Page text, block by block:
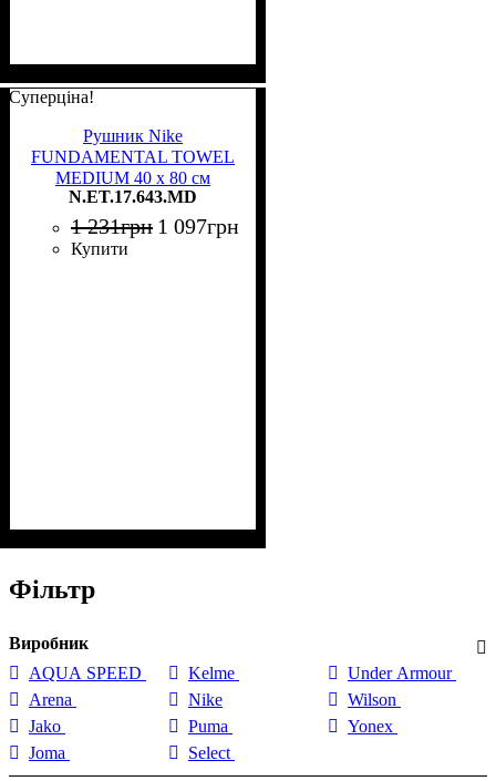
Суперціна!
Рушник Nike
FUNDAMENTAL TOWEL
MEDIUM 40 х 80 см
червоний N.ET.17.643.MD
N.ET.17.643.MD
1 231грн 1 097грн
Купити
Фільтр
Виробник
AQUA SPEED
Arena
Jako
Joma
Kelme
Nike
Puma
Select
Under Armour
Wilson
Yonex